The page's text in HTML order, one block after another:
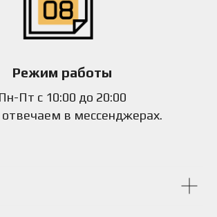
Режим работы
Пн-Пт с 10:00 до 20:00
отвечаем в мессенджерах.